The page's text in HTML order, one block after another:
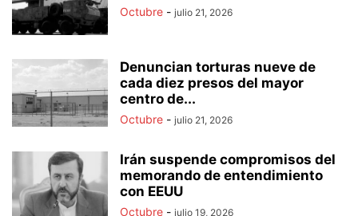
Octubre - julio 21, 2026
Denuncian torturas nueve de
cada diez presos del mayor
centro de...
Octubre - julio 21, 2026
Irán suspende compromisos del
memorando de entendimiento
con EEUU
Octubre - julio 19, 2026